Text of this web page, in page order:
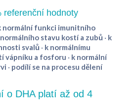
referenční hodnoty
normální funkci imunitního
stavu kostí a zubů · k
svalů · k normálnímu
vápníku a fosforu · k normální
· podílí se na procesu dělení
o DHA platí až od 4